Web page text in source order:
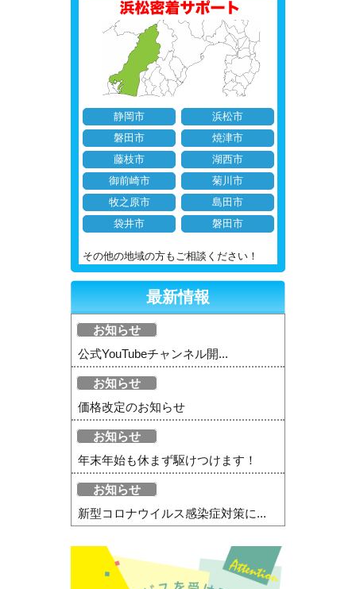
静岡市
浜松市
磐田市
焼津市
藤枝市
湖西市
御前崎市
菊川市
牧之原市
島田市
袋井市
磐田市
その他の地域の方もご相談ください！
最新情報
お知らせ
公式YouTubeチャンネル開...
お知らせ
価格改定のお知らせ
お知らせ
年末年始も休まず駆けつけます！
お知らせ
新型コロナウイルス感染症対策に...